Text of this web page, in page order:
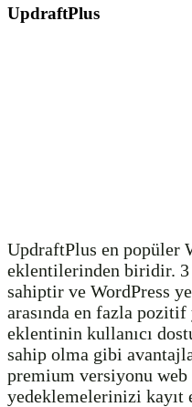
UpdraftPlus
UpdraftPlus en popüler
eklentilerinden biridir.
sahiptir ve WordPress
arasında en fazla
eklentinin kullanıcı
sahip olma gibi
premium versiyonu web
yedeklemelerinizi kayıt